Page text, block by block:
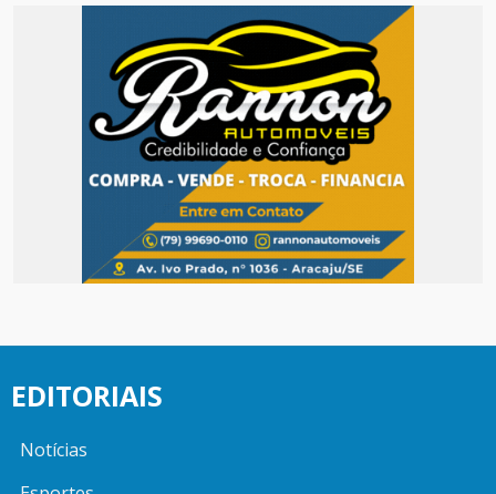
EDITORIAIS
Notícias